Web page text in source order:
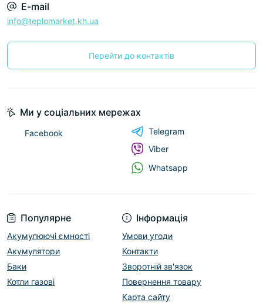
E-mail
info@teplomarket.kh.ua
Перейти до контактів
Популярне
Акумулюючі ємності
Акумулятори
Баки
Котли газові
Інформація
Умови угоди
Контакти
Зворотній зв'язок
Повернення товару
Карта сайту
Ми у соціальних мережах
Facebook
Telegram
Viber
Whatsapp